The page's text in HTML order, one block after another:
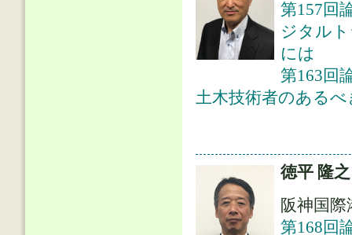
第157回
ジタル
には
第163回
土木技術者のあるべ
徳平 隆之
阪神国
第168回